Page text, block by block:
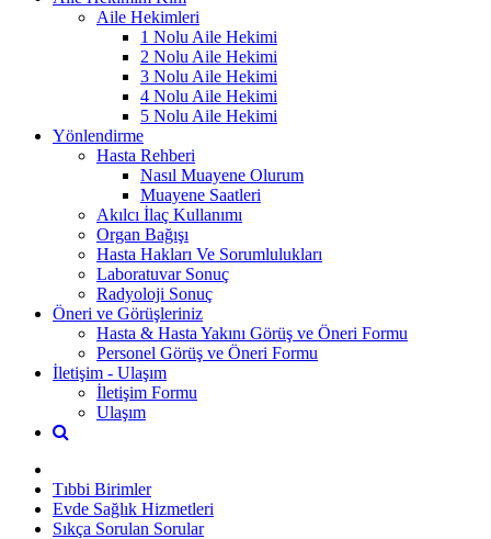
Aile Hekimleri
1 Nolu Aile Hekimi
2 Nolu Aile Hekimi
3 Nolu Aile Hekimi
4 Nolu Aile Hekimi
5 Nolu Aile Hekimi
Yönlendirme
Hasta Rehberi
Nasıl Muayene Olurum
Muayene Saatleri
Akılcı İlaç Kullanımı
Organ Bağışı
Hasta Hakları Ve Sorumlulukları
Laboratuvar Sonuç
Radyoloji Sonuç
Öneri ve Görüşleriniz
Hasta & Hasta Yakını Görüş ve Öneri Formu
Personel Görüş ve Öneri Formu
İletişim - Ulaşım
İletişim Formu
Ulaşım
Tıbbi Birimler
Evde Sağlık Hizmetleri
Sıkça Sorulan Sorular